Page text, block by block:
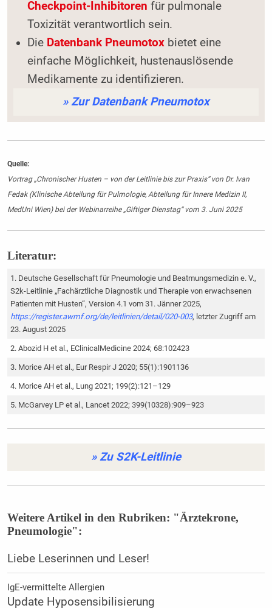
Checkpoint-Inhibitoren für pulmonale
Toxizität verantwortlich sein.
Die Datenbank Pneumotox bietet eine
einfache Möglichkeit, hustenauslösende
Medikamente zu identifizieren.
» Zur Datenbank Pneumotox
Quelle:
Vortrag „Chronischer Husten – von der Leitlinie bis zur Praxis“ von Dr. Ivan
Fedak (Klinische Abteilung für Pulmologie, Abteilung für Innere Medizin II,
MedUni Wien) bei der Webinarreihe „Giftiger Dienstag“ vom 3. Juni 2025
Literatur:
Deutsche Gesellschaft für Pneumologie und Beatmungsmedizin e. V.,
S2k-Leitlinie „Fachärztliche Diagnostik und Therapie von erwachsenen
Patienten mit Husten“, Version 4.1 vom 31. Jänner 2025,
https://register.awmf.org/de/leitlinien/detail/020-003, letzter Zugriff am
23. August 2025
Abozid H et al., EClinicalMedicine 2024; 68:102423
Morice AH et al., Eur Respir J 2020; 55(1):1901136
Morice AH et al., Lung 2021; 199(2):121–129
McGarvey LP et al., Lancet 2022; 399(10328):909–923
» Zu S2K-Leitlinie
Weitere Artikel in den Rubriken: "Ärztekrone,
Pneumologie":
Liebe Leserinnen und Leser!
IgE-vermittelte Allergien
Update Hyposensibilisierung